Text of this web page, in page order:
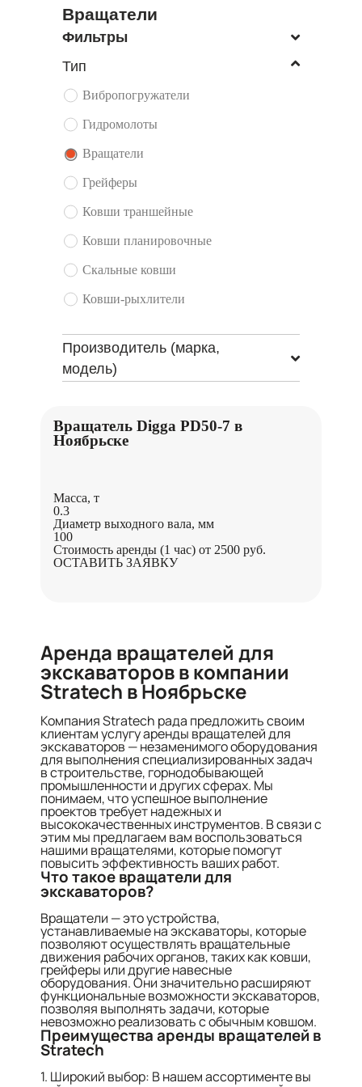
Вращатели
Фильтры
Тип
Вибропогружатели
Гидромолоты
Вращатели
Грейферы
Ковши траншейные
Ковши планировочные
Скальные ковши
Ковши-рыхлители
Производитель (марка,
модель)
Вращатель Digga PD50-7 в
Ноябрьске
Масса, т
0.3
Диаметр выходного вала, мм
100
Стоимость аренды (1 час) от 2500 руб.
ОСТАВИТЬ ЗАЯВКУ
Аренда вращателей для
экскаваторов в компании
Stratech в Ноябрьске
Компания Stratech рада предложить своим
клиентам услугу аренды вращателей для
экскаваторов — незаменимого оборудования
для выполнения специализированных задач
в строительстве, горнодобывающей
промышленности и других сферах. Мы
понимаем, что успешное выполнение
проектов требует надежных и
высококачественных инструментов. В связи с
этим мы предлагаем вам воспользоваться
нашими вращателями, которые помогут
повысить эффективность ваших работ.
Что такое вращатели для
экскаваторов?
Вращатели — это устройства,
устанавливаемые на экскаваторы, которые
позволяют осуществлять вращательные
движения рабочих органов, таких как ковши,
грейферы или другие навесные
оборудования. Они значительно расширяют
функциональные возможности экскаваторов,
позволяя выполнять задачи, которые
невозможно реализовать с обычным ковшом.
Преимущества аренды вращателей в
Stratech
1. Широкий выбор: В нашем ассортименте вы